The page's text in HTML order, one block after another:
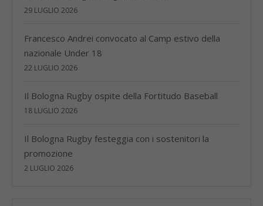
29 LUGLIO 2026
Francesco Andrei convocato al Camp estivo della
nazionale Under 18
22 LUGLIO 2026
Il Bologna Rugby ospite della Fortitudo Baseball
18 LUGLIO 2026
Il Bologna Rugby festeggia con i sostenitori la
promozione
2 LUGLIO 2026